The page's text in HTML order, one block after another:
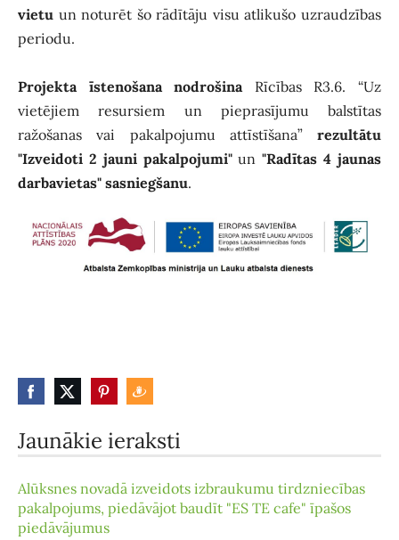
Jaunākie ieraksti
Alūksnes novadā izveidots izbraukumu tirdzniecības
pakalpojums, piedāvājot baudīt "ES TE cafe" īpašos
piedāvājumus
vietu un noturēt šo rādītāju visu atlikušo uzraudzības
periodu.
Projekta īstenošana nodrošinaRīcības R3.6. “Uz
vietējiem resursiem un pieprasījumu balstītas
ražošanas vai pakalpojumu attīstīšana” rezultātu
"Izveidoti 2 jauni pakalpojumi"un "Radītas 4 jaunas
darbavietas" sasniegšanu.